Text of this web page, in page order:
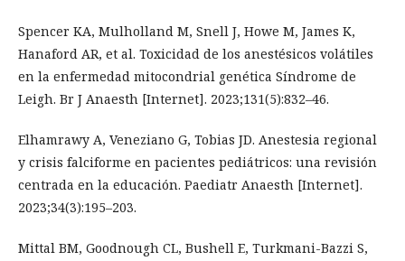
Spencer KA, Mulholland M, Snell J, Howe M, James K,
Hanaford AR, et al. Toxicidad de los anestésicos volátiles
en la enfermedad mitocondrial genética Síndrome de
Leigh. Br J Anaesth [Internet]. 2023;131(5):832–46.
Elhamrawy A, Veneziano G, Tobias JD. Anestesia regional
y crisis falciforme en pacientes pediátricos: una revisión
centrada en la educación. Paediatr Anaesth [Internet].
2023;34(3):195–203.
Mittal BM, Goodnough CL, Bushell E, Turkmani-Bazzi S,